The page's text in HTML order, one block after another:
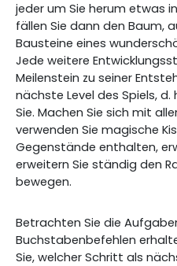
jeder um Sie herum etwas
fällen Sie dann den Baum,
Bausteine eines
Jede weitere
Meilenstein zu seiner
nächste Level des Spiels,
Sie. Machen Sie sich mit
verwenden Sie magische
Gegenstände enthalten,
erweitern Sie ständig den
bewegen.
Betrachten Sie die
Buchstabenbefehlen
Sie, welcher Schritt als